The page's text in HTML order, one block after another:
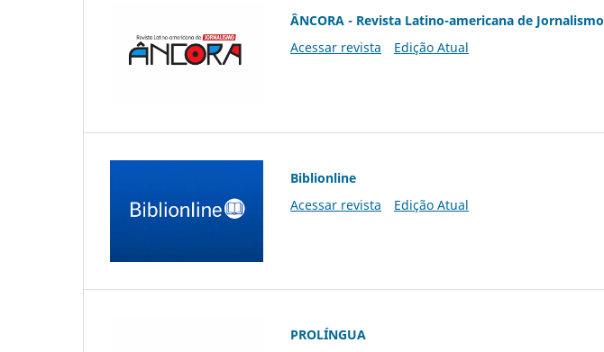
ÂNCORA - Revista Latino-americana de Jornalismo
Acessar revista
Edição Atual
Biblionline
Acessar revista
Edição Atual
PROLÍNGUA